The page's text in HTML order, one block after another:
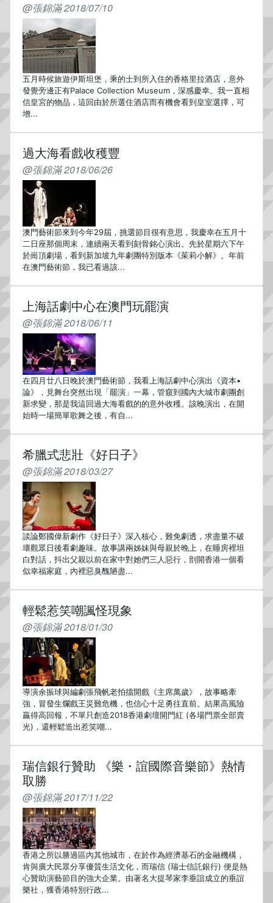
@張錦滿 2018/07/10
五月時候旅遊伊斯坦堡，乘的士到所入住的香格里拉酒店，意外
發覺旁邊正有Palace Collection Museum，深感慶幸。我一直相
信皇宮的物品，這回由於所選住酒店而有機會看到皇室選擇，可
增...
過大海看戲收穫豐
@張錦滿 2018/06/26
澳門藝術節來到今年29屆，挑選節目很有意思，我慶幸在五月十
二日座那個周末，連續兩天看到刻骨銘心演出。先於星期六下午
於崗頂劇場，看到新加坡九年劇團特別版本《茱莉小解》。年前
在澳門藝術節，我已看過該...
上海話劇中心在澳門玩罷演
@張錦滿 2018/06/11
在四月廿八日晚於澳門藝術節，我看上海話劇中心演出《資本•
論》，見舞台突然出現「罷演」一幕，管窺到國內大城市劇團創
新求變，那是我這回過大海看戲的的意外收穫。該晚演出，在開
始時一場簡單歌舞之後，有自...
希臘式悲壯《好日子》
@張錦滿 2018/03/27
談論鄭國偉新劇作《好日子》深入核心，難免劇透，求盡量不破
壞觀眾日後看劇趣味。故事講兩姊妹與母親於晚上，在睡房裡坦
白對話，抖出父親以前在家中對她們三人惡行，剖開香港一個看
似幸福家庭，內裡惡臭醜陋盡...
輕鬆惹笑嘲諷怪現象
@張錦滿 2018/01/30
導演余振球與編劇張飛帆老拍擋開戲《主席萬歲》，故事略牽
強，冒發生爛戲王災難危機，也信心十足勇往直前。結果高風險
贏得高回報，不單只創造2018香港劇壇開門紅 (各場門票全部賣
光)，還輕鬆造出惹笑嘲...
瑞信銀行贊助 《樂・誼國際音樂節》熱情
取勝
@張錦滿 2017/11/22
香港之所以勝過區內其他城市，在於作為經濟基石的金融機構，
肯與廣大民眾分享優質生活文化，而瑞信 (瑞士信託銀行) 便是熱
心贊助演藝節目的強大企業。由著名大提琴家李垂誼成立的垂誼
樂社，獲香港特別行政...